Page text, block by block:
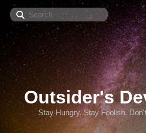
Search
Outsider's
Stay Hungry. Stay Foolish.